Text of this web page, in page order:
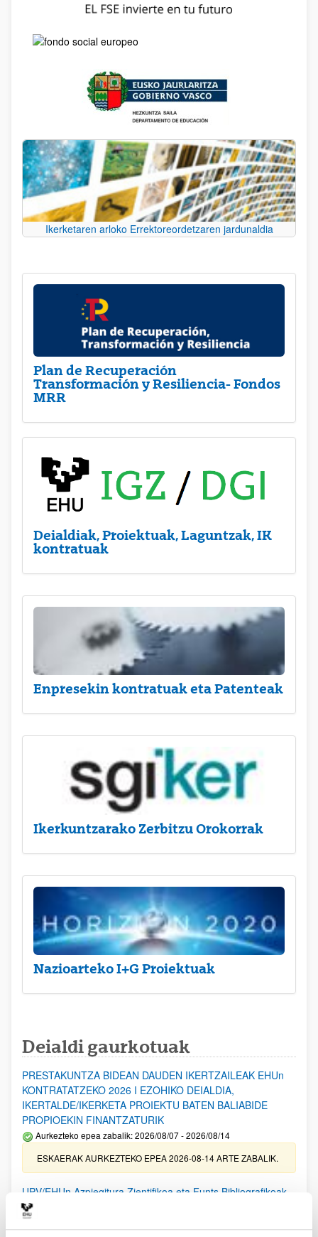
Ikerketaren arloko Errektoreordetzaren jardunaldia
Plan de Recuperación
Transformación y Resiliencia- Fondos
MRR
Deialdiak, Proiektuak, Laguntzak, IK
kontratuak
Enpresekin kontratuak eta Patenteak
Ikerkuntzarako Zerbitzu Orokorrak
Nazioarteko I+G Proiektuak
Deialdi gaurkotuak
PRESTAKUNTZA BIDEAN DAUDEN IKERTZAILEAK EHUn
KONTRATATZEKO 2026 I EZOHIKO DEIALDIA,
IKERTALDE/IKERKETA PROIEKTU BATEN BALIABIDE
PROPIOEKIN FINANTZATURIK
Aurkezteko epea zabalik: 2026/08/07 - 2026/08/14
ESKAERAK AURKEZTEKO EPEA 2026-08-14 ARTE ZABALIK.
UPV/EHUn Azpiegitura Zientifikoa eta Funts Bibliografikoak
erosi eta berritzeko laguntzak 2026